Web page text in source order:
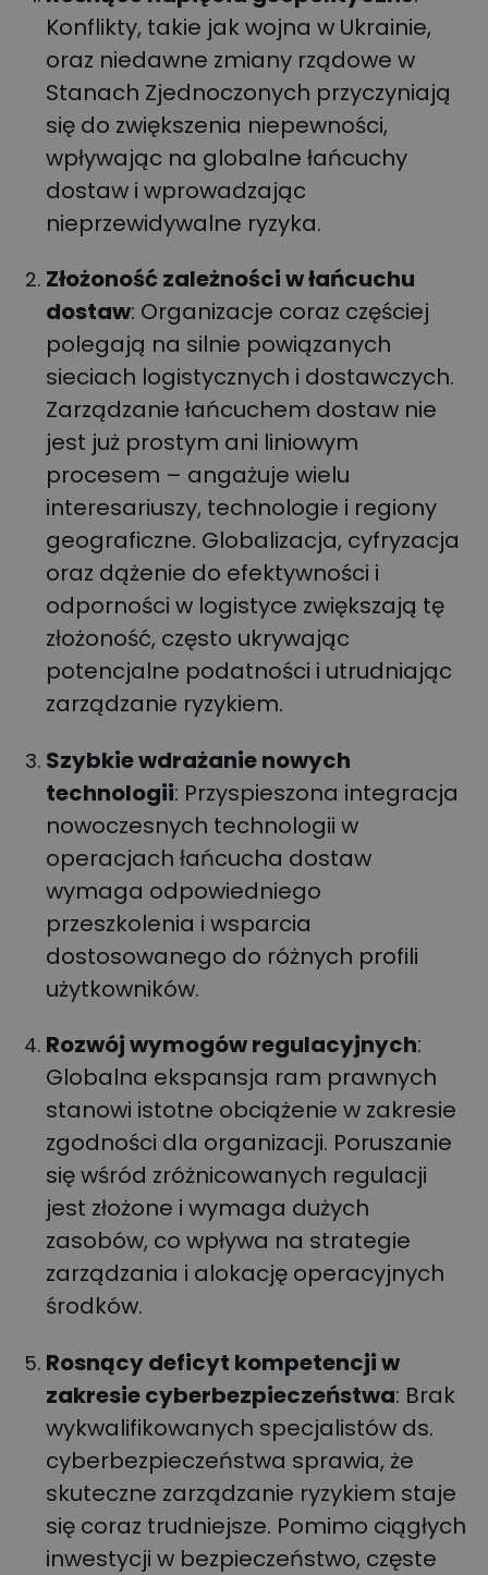
Konflikty, takie jak wojna w Ukrainie,
oraz niedawne zmiany rządowe w
Stanach Zjednoczonych przyczyniają
się do zwiększenia niepewności,
wpływając na globalne łańcuchy
dostaw i wprowadzając
nieprzewidywalne ryzyka.
Złożoność zależności w łańcuchu
dostaw: Organizacje coraz częściej
polegają na silnie powiązanych
sieciach logistycznych i dostawczych.
Zarządzanie łańcuchem dostaw nie
jest już prostym ani liniowym
procesem – angażuje wielu
interesariuszy, technologie i regiony
geograficzne. Globalizacja, cyfryzacja
oraz dążenie do efektywności i
odporności w logistyce zwiększają tę
złożoność, często ukrywając
potencjalne podatności i utrudniając
zarządzanie ryzykiem.
Szybkie wdrażanie nowych
technologii: Przyspieszona integracja
nowoczesnych technologii w
operacjach łańcucha dostaw
wymaga odpowiedniego
przeszkolenia i wsparcia
dostosowanego do różnych profili
użytkowników.
Rozwój wymogów regulacyjnych:
Globalna ekspansja ram prawnych
stanowi istotne obciążenie w zakresie
zgodności dla organizacji. Poruszanie
się wśród zróżnicowanych regulacji
jest złożone i wymaga dużych
zasobów, co wpływa na strategie
zarządzania i alokację operacyjnych
środków.
Rosnący deficyt kompetencji w
zakresie cyberbezpieczeństwa: Brak
wykwalifikowanych specjalistów ds.
cyberbezpieczeństwa sprawia, że
skuteczne zarządzanie ryzykiem staje
się coraz trudniejsze. Pomimo ciągłych
inwestycji w bezpieczeństwo, częste